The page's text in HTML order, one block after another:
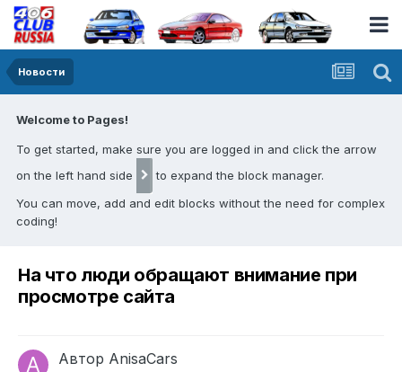
Новости
Welcome to Pages!
To get started, make sure you are logged in and click the arrow
on the left hand side
to expand the block manager.
You can move, add and edit blocks without the need for complex
coding!
На что люди обращают внимание при
просмотре сайта
Автор AnisaCars